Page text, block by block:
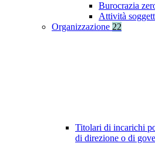
Burocrazia
Attività
Organizzazione 22
Titolari di incarichi
di direzione o di